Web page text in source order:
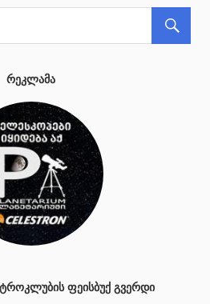
ᲠᲔᲙᲚᲐᲛᲐ
ᲤᲔᲘᲡᲑᲣᲥ ᲒᲕᲔᲠᲓᲘ